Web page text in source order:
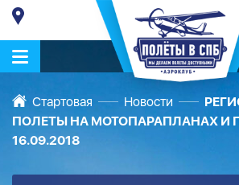
Стартовая Новости
ПОЛЕТЫ НА МОТОПАРАПЛАНАХ И
16.09.2018